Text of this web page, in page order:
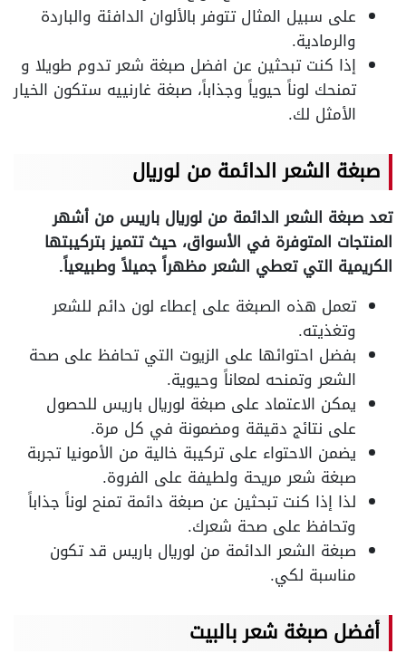
على سبيل المثال تتوفر بالألوان الدافئة والباردة
والرمادية.
إذا كنت تبحثين عن افضل صبغة شعر تدوم طويلا و
تمنحك لوناً حيوياً وجذاباً، صبغة غارنييه ستكون الخيار
الأمثل لك.
صبغة الشعر الدائمة من لوريال
تعد صبغة الشعر الدائمة من لوريال باريس من أشهر
المنتجات المتوفرة في الأسواق، حيث تتميز بتركيبتها
الكريمية التي تعطي الشعر مظهراً جميلاً وطبيعياً.
تعمل هذه الصبغة على إعطاء لون دائم للشعر
وتغذيته.
بفضل احتوائها على الزيوت التي تحافظ على صحة
الشعر وتمنحه لمعاناً وحيوية.
يمكن الاعتماد على صبغة لوريال باريس للحصول
على نتائج دقيقة ومضمونة في كل مرة.
يضمن الاحتواء على تركيبة خالية من الأمونيا تجربة
صبغة شعر مريحة ولطيفة على الفروة.
لذا إذا كنت تبحثين عن صبغة دائمة تمنح لوناً جذاباً
وتحافظ على صحة شعرك.
صبغة الشعر الدائمة من لوريال باريس قد تكون
مناسبة لكي.
أفضل صبغة شعر بالبيت